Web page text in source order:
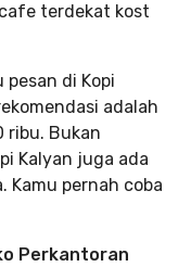
terdekat kost
di Kopi
adalah
ribu. Bukan
Kalyan juga ada
Kamu pernah coba
Perkantoran